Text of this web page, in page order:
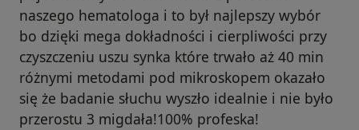
naszego hematologa i to był najlepszy wybór
bo dzięki mega dokładności i cierpliwości przy
czyszczeniu uszu synka które trwało aż 40 min
różnymi metodami pod mikroskopem okazało
się że badanie słuchu wyszło idealnie i nie było
przerostu 3 migdała!100% profeska!